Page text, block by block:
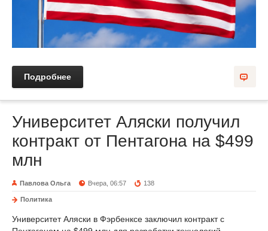
Подробнее
Университет Аляски получил
контракт от Пентагона на $499
млн
Павлова Ольга Вчера, 06:57 138
Политика
Университет Аляски в Фэрбенксе заключил контракт с